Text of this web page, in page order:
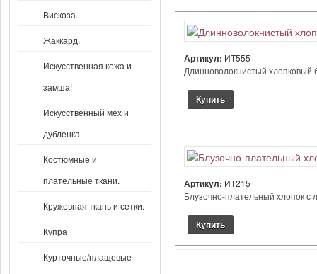
Вискоза.
Жаккард.
Искусственная кожа и
замша!
Искусственный мех и
дубленка.
Костюмные и
плательные ткани.
Кружевная ткань и сетки.
Купра
Курточные/плащевые
Артикул: ИТ555
Длинноволокнистый хлопковый
Артикул: ИТ215
Блузочно-плательный хлопок с